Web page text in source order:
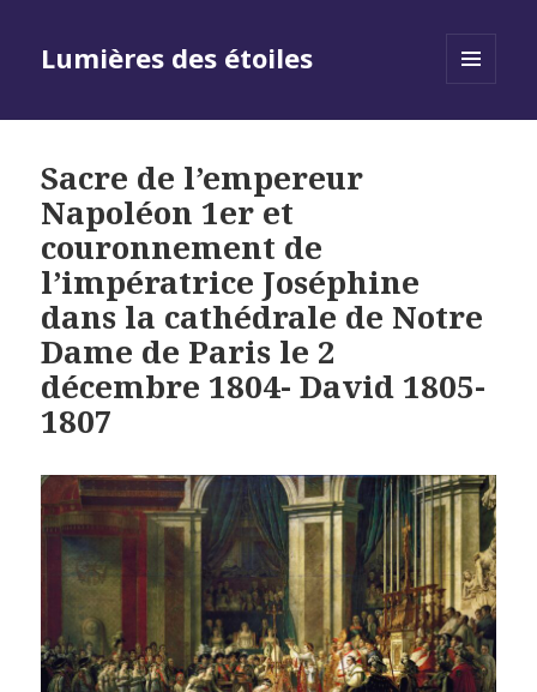
Lumières des étoiles
Sacre de l’empereur
Napoléon 1er et
couronnement de
l’impératrice Joséphine
dans la cathédrale de Notre
Dame de Paris le 2
décembre 1804- David 1805-
1807